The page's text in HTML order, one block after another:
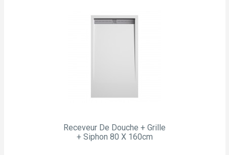
Receveur De Douche + Grille
+ Siphon 80 X 160cm